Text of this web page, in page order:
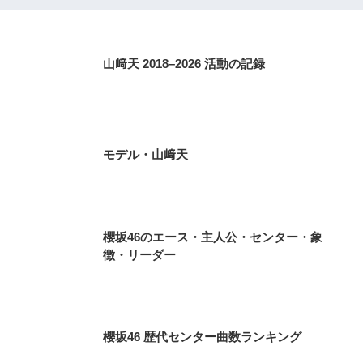
山﨑天 2018–2026 活動の記録
モデル・山﨑天
櫻坂46のエース・主人公・センター・象
徴・リーダー
櫻坂46 歴代センター曲数ランキング